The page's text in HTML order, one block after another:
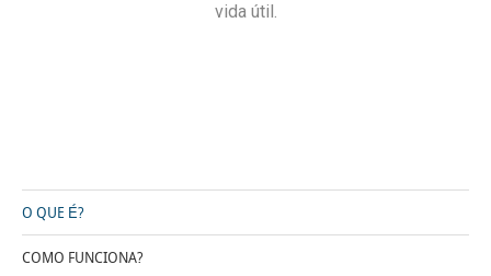
vida útil.
O QUE É?
COMO FUNCIONA?